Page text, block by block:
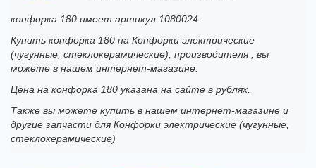
конфорка 180 имеет артикул 1080024.
Купить конфорка 180 на Конфорки электрические
(чугунные, стеклокерамические), производителя , вы
можете в нашем интернет-магазине.
Цена на конфорка 180 указана на сайте в рублях.
Также вы можете купить в нашем интернет-магазине и
другие запчасти для Конфорки электрические (чугунные,
стеклокерамические)